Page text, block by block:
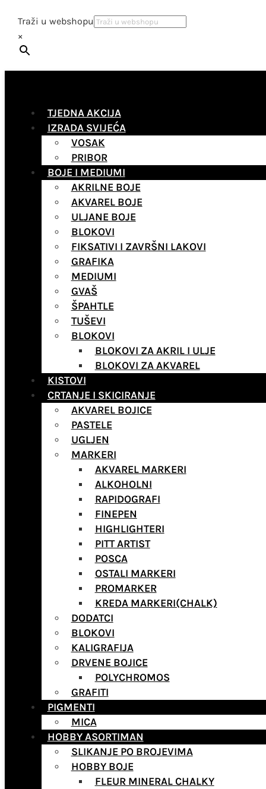
Traži u webshopu
×
TJEDNA AKCIJA
IZRADA SVIJEĆA
VOSAK
PRIBOR
BOJE I MEDIUMI
AKRILNE BOJE
AKVAREL BOJE
ULJANE BOJE
BLOKOVI
FIKSATIVI I ZAVRŠNI LAKOVI
GRAFIKA
MEDIUMI
GVAŠ
ŠPAHTLE
TUŠEVI
BLOKOVI
BLOKOVI ZA AKRIL I ULJE
BLOKOVI ZA AKVAREL
KISTOVI
CRTANJE I SKICIRANJE
AKVAREL BOJICE
PASTELE
UGLJEN
MARKERI
AKVAREL MARKERI
ALKOHOLNI
RAPIDOGRAFI
FINEPEN
HIGHLIGHTERI
PITT ARTIST
POSCA
OSTALI MARKERI
PROMARKER
KREDA MARKERI(CHALK)
DODATCI
BLOKOVI
KALIGRAFIJA
DRVENE BOJICE
POLYCHROMOS
GRAFITI
PIGMENTI
MICA
HOBBY ASORTIMAN
SLIKANJE PO BROJEVIMA
HOBBY BOJE
FLEUR MINERAL CHALKY